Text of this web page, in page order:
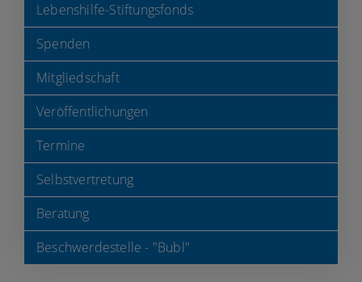
Lebenshilfe-Stiftungsfonds
Spenden
Mitgliedschaft
Veröffentlichungen
Termine
Selbstvertretung
Beratung
Beschwerdestelle - "Bubl"